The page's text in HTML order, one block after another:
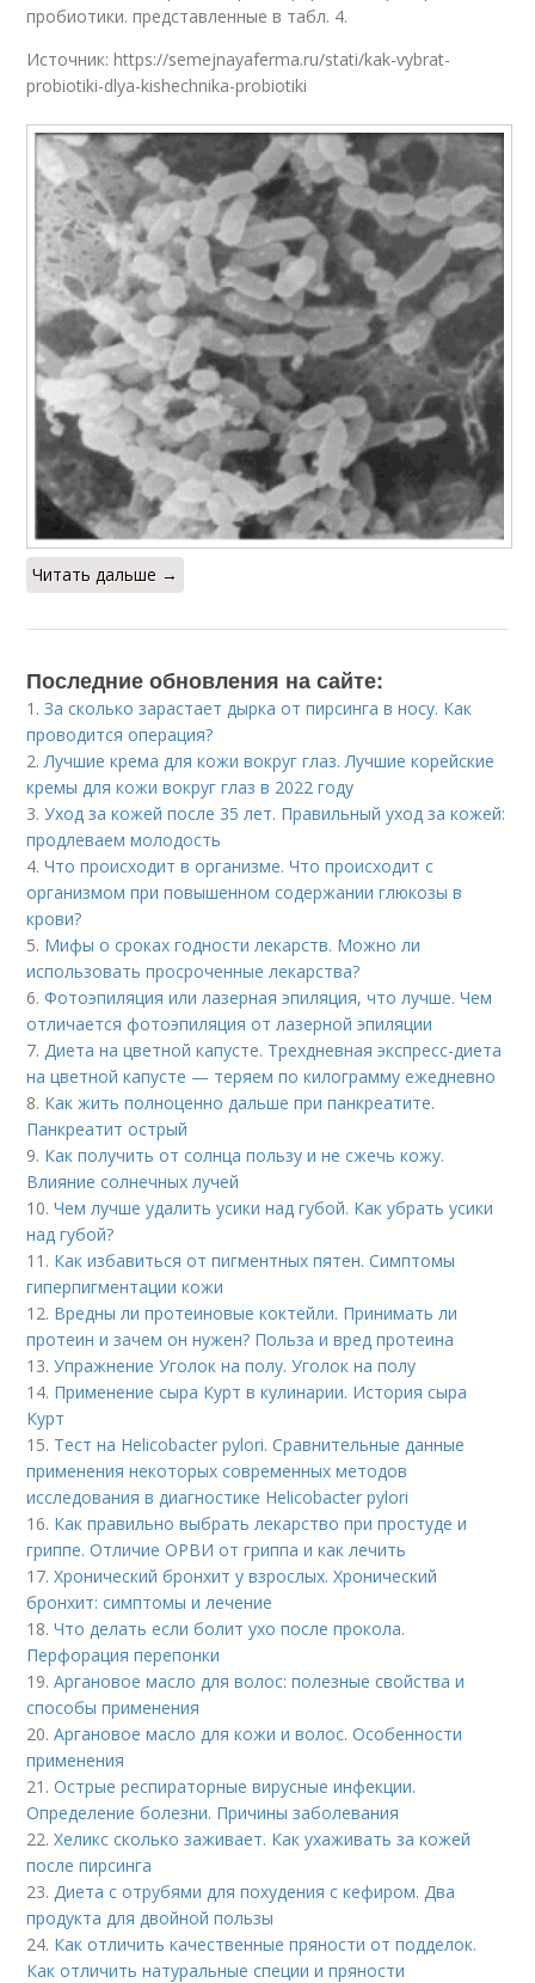
пробиотики. представленные в табл. 4.
Источник: https://semejnayaferma.ru/stati/kak-vybrat-
probiotiki-dlya-kishechnika-probiotiki
Читать дальше →
Последние обновления на сайте:
1.За сколько зарастает дырка от пирсинга в носу. Как
проводится операция?
2. Лучшие крема для кожи вокруг глаз. Лучшие корейские
кремы для кожи вокруг глаз в 2022 году
3.Уход за кожей после 35 лет. Правильный уход за кожей:
продлеваем молодость
4.Что происходит в организме. Что происходит с
организмом при повышенном содержании глюкозы в
крови?
5. Мифы о сроках годности лекарств. Можно ли
использовать просроченные лекарства?
6.Фотоэпиляция или лазерная эпиляция, что лучше. Чем
отличается фотоэпиляция от лазерной эпиляции
7. Диета на цветной капусте. Трехдневная экспресс-диета
на цветной капусте — теряем по килограмму ежедневно
8. Как жить полноценно дальше при панкреатите.
Панкреатит острый
9. Как получить от солнца пользу и не сжечь кожу.
Влияние солнечных лучей
10.Чем лучше удалить усики над губой. Как убрать усики
над губой?
11. Как избавиться от пигментных пятен. Симптомы
гиперпигментации кожи
12. Вредны ли протеиновые коктейли. Принимать ли
протеин и зачем он нужен? Польза и вред протеина
13.Упражнение Уголок на полу. Уголок на полу
14. Применение сыра Курт в кулинарии. История сыра
Курт
15. Тест на Helicobacter pylori. Сравнительные данные
применения некоторых современных методов
исследования в диагностике Helicobacter pylori
16. Как правильно выбрать лекарство при простуде и
гриппе. Отличие ОРВИ от гриппа и как лечить
17.Хронический бронхит у взрослых. Хронический
бронхит: симптомы и лечение
18.Что делать если болит ухо после прокола.
Перфорация перепонки
19.Аргановое масло для волос: полезные свойства и
способы применения
20.Аргановое масло для кожи и волос. Особенности
применения
21.Острые респираторные вирусные инфекции.
Определение болезни. Причины заболевания
22.Хеликс сколько заживает. Как ухаживать за кожей
после пирсинга
23. Диета с отрубями для похудения с кефиром. Два
продукта для двойной пользы
24. Как отличить качественные пряности от подделок.
Как отличить натуральные специи и пряности